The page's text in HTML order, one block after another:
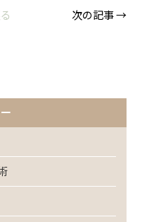
次の記事 →